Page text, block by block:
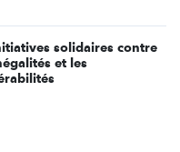
solidaires contre
et les